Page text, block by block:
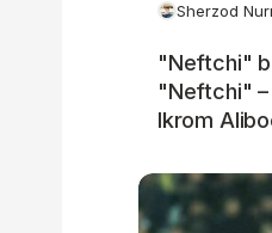
Sherzod
"Neftchi"
"Neftchi"
Ikrom